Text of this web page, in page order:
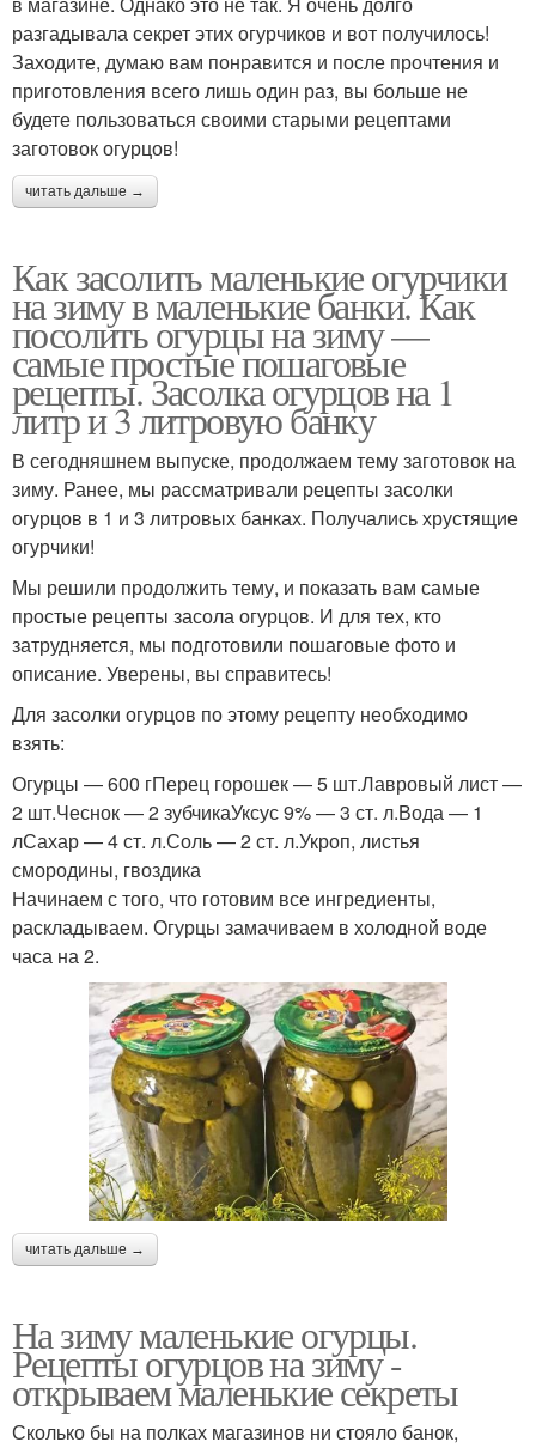
разгадывала секрет этих огурчиков и вот получилось!
Заходите, думаю вам понравится и после прочтения и
приготовления всего лишь один раз, вы больше не
будете пользоваться своими старыми рецептами
заготовок огурцов!
читать дальше →
Как засолить маленькие огурчики
на зиму в маленькие банки. Как
посолить огурцы на зиму —
самые простые пошаговые
рецепты. Засолка огурцов на 1
литр и 3 литровую банку
В сегодняшнем выпуске, продолжаем тему заготовок на
зиму. Ранее, мы рассматривали рецепты засолки
огурцов в 1 и 3 литровых банках. Получались хрустящие
огурчики!
Мы решили продолжить тему, и показать вам самые
простые рецепты засола огурцов. И для тех, кто
затрудняется, мы подготовили пошаговые фото и
описание. Уверены, вы справитесь!
Для засолки огурцов по этому рецепту необходимо
взять:
Огурцы — 600 гПерец горошек — 5 шт.Лавровый лист —
2 шт.Чеснок — 2 зубчикаУксус 9% — 3 ст. л.Вода — 1
лСахар — 4 ст. л.Соль — 2 ст. л.Укроп, листья
смородины, гвоздика
Начинаем с того, что готовим все ингредиенты,
раскладываем. Огурцы замачиваем в холодной воде
часа на 2.
читать дальше →
На зиму маленькие огурцы.
Рецепты огурцов на зиму -
открываем маленькие секреты
Сколько бы на полках магазинов ни стояло банок,